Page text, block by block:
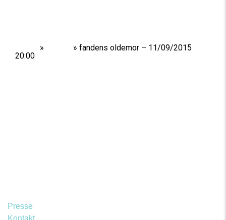
» » fandens oldemor – 11/09/2015
20:00
Presse
Kontakt